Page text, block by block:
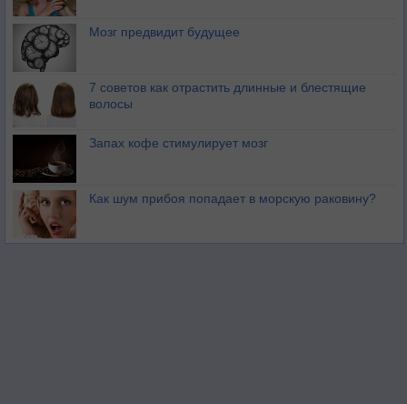
Мозг предвидит будущее
7 советов как отрастить длинные и блестящие
волосы
Запах кофе стимулирует мозг
Как шум прибоя попадает в морскую раковину?